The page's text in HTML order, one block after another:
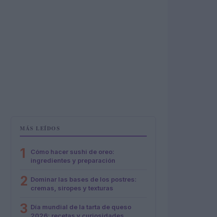
MÁS LEÍDOS
1
Cómo hacer sushi de oreo:
ingredientes y preparación
2 Dominar las bases de los postres:
cremas, siropes y texturas
3 Día mundial de la tarta de queso